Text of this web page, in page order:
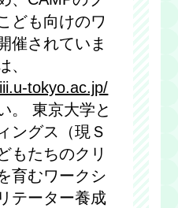
ども向けのワ
催されていま
、
tokyo.ac.jp/
。 東京大学と
ングス（現Ｓ
もたちのクリ
育むワークシ
テーター養成